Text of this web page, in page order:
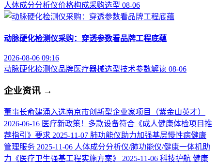
人体成分分析仪价格构成采购选型 08-06
动脉硬化检测仪采购：穿透参数看品牌工程底蕴
2026-08-06 09:16
动脉硬化检测仪品牌医疗器械选型技术参数解读 08-06
企业资讯 →
董事长俞建涌入选南京市创新型企业家项目（紫金山英才）
2026-06-16 医疗新政策！多款设备符合《成人健康体检项目推
荐指引》要求 2025-11-07 肺功能仪助力加强基层慢性病健康
管理服务 2025-11-06 人体成分分析仪/肺功能仪/健康一体机助
力《医疗卫生强基工程实施方案》
2025-11-06 科技护航 健康